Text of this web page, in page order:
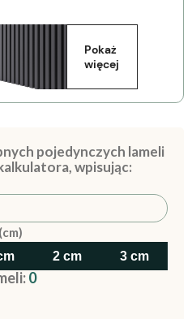
Pokaż
więcej
pojedynczych lameli
wpisując:
2 cm 3 cm
0